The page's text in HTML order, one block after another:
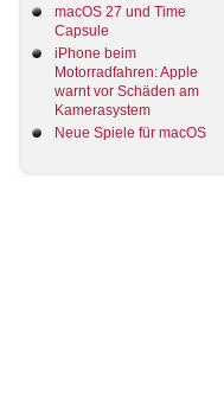
macOS 27 und Time
Capsule
iPhone beim
Motorradfahren: Apple
warnt vor Schäden am
Kamerasystem
Neue Spiele für macOS